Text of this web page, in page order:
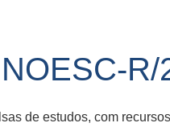
R/
de estudos, com